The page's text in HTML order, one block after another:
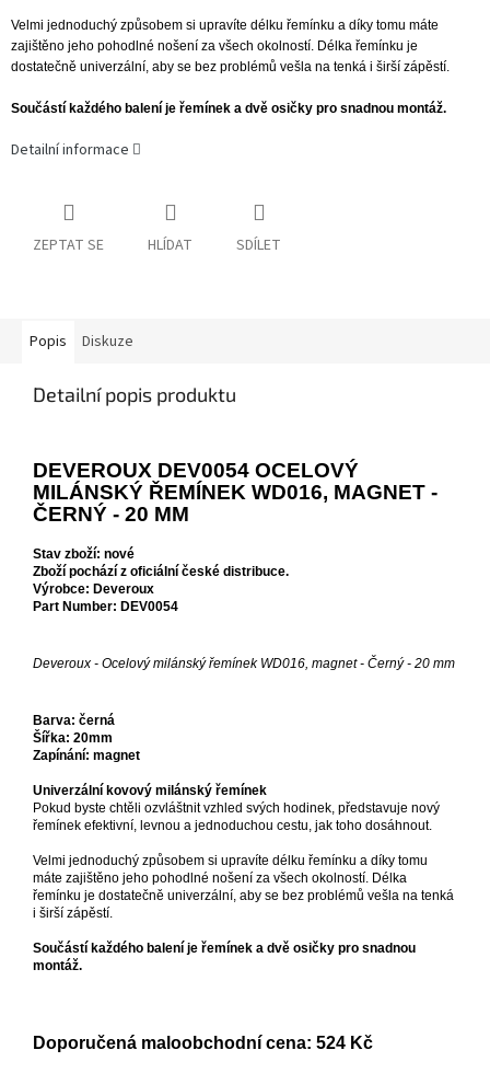
Velmi jednoduchý způsobem si upravíte délku řemínku a díky tomu máte
zajištěno jeho pohodlné nošení za všech okolností. Délka řemínku je
dostatečně univerzální, aby se bez problémů vešla na tenká i širší zápěstí.
Součástí každého balení je řemínek a dvě osičky pro snadnou montáž.
Detailní informace
ZEPTAT SE HLÍDAT SDÍLET
Popis Diskuze
Detailní popis produktu
DEVEROUX DEV0054 OCELOVÝ
MILÁNSKÝ ŘEMÍNEK WD016, MAGNET -
ČERNÝ - 20 MM
Stav zboží: nové
Zboží pochází z oficiální české distribuce.
Výrobce: Deveroux
Part Number: DEV0054
Deveroux - Ocelový milánský řemínek WD016, magnet - Černý - 20 mm
Barva: černá
Šířka: 20mm
Zapínání: magnet
Univerzální kovový milánský řemínek
Pokud byste chtěli ozvláštnit vzhled svých hodinek, představuje nový
řemínek efektivní, levnou a jednoduchou cestu, jak toho dosáhnout.
Velmi jednoduchý způsobem si upravíte délku řemínku a díky tomu
máte zajištěno jeho pohodlné nošení za všech okolností. Délka
řemínku je dostatečně univerzální, aby se bez problémů vešla na tenká
i širší zápěstí.
Součástí každého balení je řemínek a dvě osičky pro snadnou
montáž.
Doporučená maloobchodní cena: 524 Kč